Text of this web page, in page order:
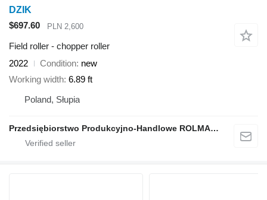
DZIK
$697.60
PLN 2,600
Field roller - chopper roller
2022
Condition new
Working width 6.89 ft
Poland, Słupia
Przedsiębiorstwo Produkcyjno-Handlowe ROLMAPOL Marcin Dziekan